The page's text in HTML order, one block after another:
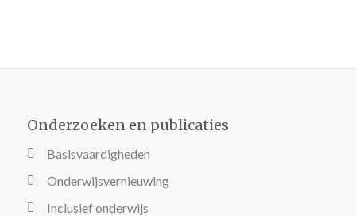
Onderzoeken en publicaties
Basisvaardigheden
Onderwijsvernieuwing
Inclusief onderwijs